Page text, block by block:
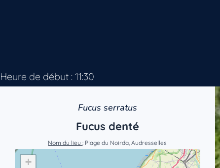
Heure de début : 11:30
Fucus serratus
Fucus denté
Nom du lieu: Plage du Noirda, Audresselles
+